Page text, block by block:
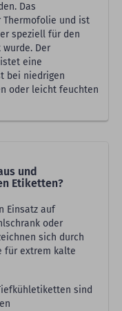
Das
und ist
speziell für den
Der
eine
bei niedrigen
oder leicht feuchten
und
Etiketten?
Einsatz auf
oder
sich durch
für extrem kalte
sind